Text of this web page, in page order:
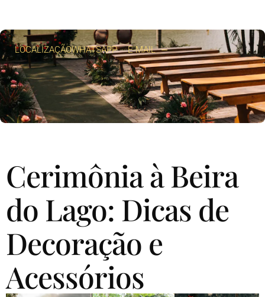
LOCALIZAÇÃOWHATSAPP E-MAIL
Cerimônia à Beira
do Lago: Dicas de
Decoração e
Acessórios